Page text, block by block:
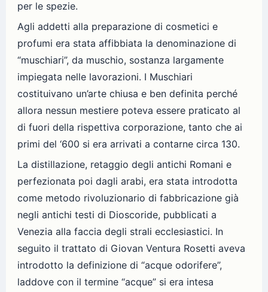
per le spezie.
Agli addetti alla preparazione di cosmetici e
profumi era stata affibbiata la denominazione di
“muschiari”, da muschio, sostanza largamente
impiegata nelle lavorazioni. I Muschiari
costituivano un’arte chiusa e ben definita perché
allora nessun mestiere poteva essere praticato al
di fuori della rispettiva corporazione, tanto che ai
primi del ‘600 si era arrivati a contarne circa 130.
La distillazione, retaggio degli antichi Romani e
perfezionata poi dagli arabi, era stata introdotta
come metodo rivoluzionario di fabbricazione già
negli antichi testi di Dioscoride, pubblicati a
Venezia alla faccia degli strali ecclesiastici. In
seguito il trattato di Giovan Ventura Rosetti aveva
introdotto la definizione di “acque odorifere”,
laddove con il termine “acque” si era intesa